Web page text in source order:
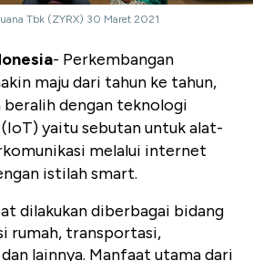
Tbk (ZYRX) 30 Maret 2021
- Perkembangan
maju dari tahun ke tahun,
beralih dengan teknologi
yaitu sebutan untuk alat-
melalui internet
istilah smart.
dilakukan diberbagai bidang
rumah, transportasi,
lainnya. Manfaat utama dari